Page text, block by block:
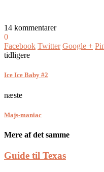
14 kommentarer
0
Facebook Twitter Google +
tidligere
Ice Ice Baby #2
næste
Majs-maniac
Mere af det samme
Guide til Texas